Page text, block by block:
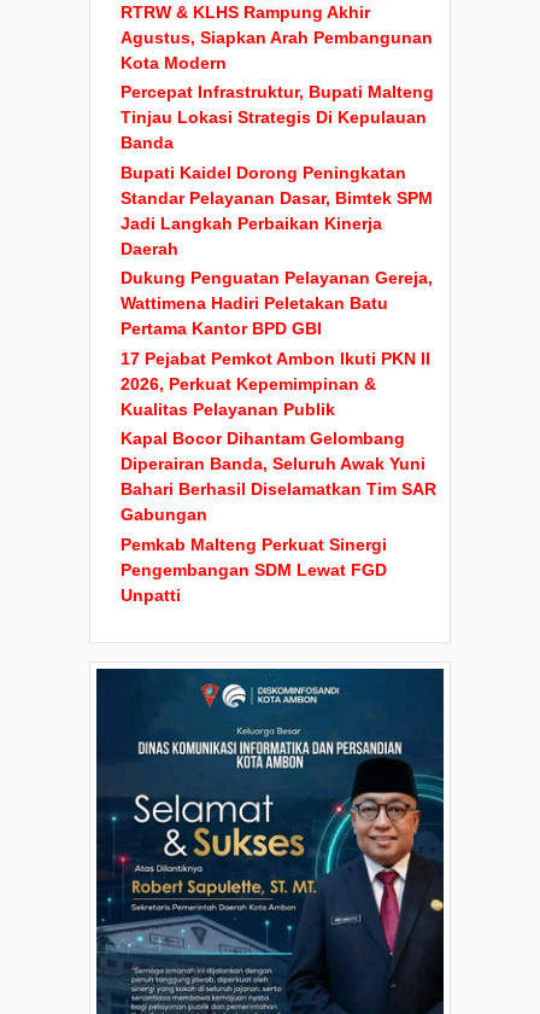
RTRW & KLHS Rampung Akhir
Agustus, Siapkan Arah Pembangunan
Kota Modern
Percepat Infrastruktur, Bupati Malteng
Tinjau Lokasi Strategis Di Kepulauan
Banda
Bupati Kaidel Dorong Peningkatan
Standar Pelayanan Dasar, Bimtek SPM
Jadi Langkah Perbaikan Kinerja
Daerah
Dukung Penguatan Pelayanan Gereja,
Wattimena Hadiri Peletakan Batu
Pertama Kantor BPD GBI
17 Pejabat Pemkot Ambon Ikuti PKN II
2026, Perkuat Kepemimpinan &
Kualitas Pelayanan Publik
Kapal Bocor Dihantam Gelombang
Diperairan Banda, Seluruh Awak Yuni
Bahari Berhasil Diselamatkan Tim SAR
Gabungan
Pemkab Malteng Perkuat Sinergi
Pengembangan SDM Lewat FGD
Unpatti